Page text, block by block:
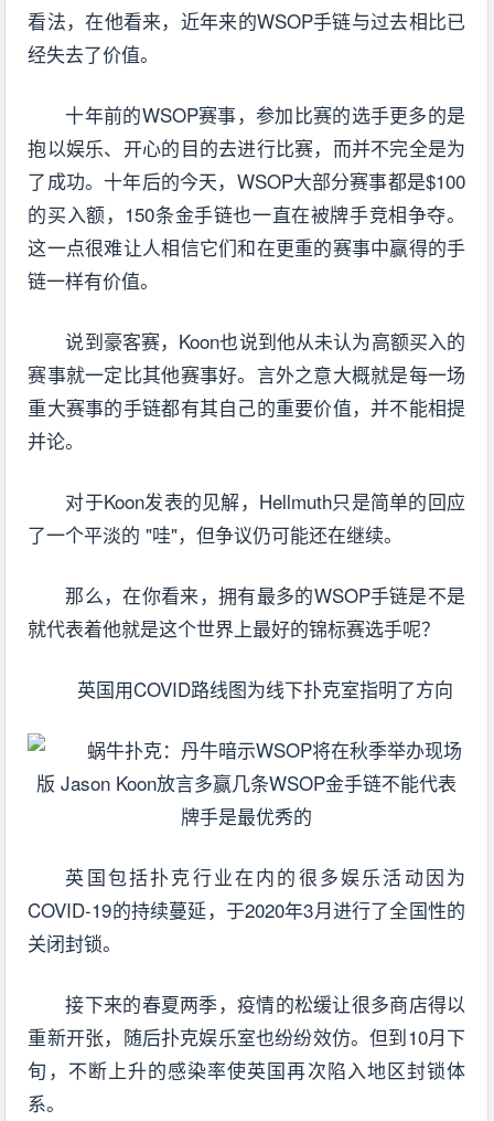
看法，在他看来，近年来的WSOP手链与过去相比已
经失去了价值。
十年前的WSOP赛事，参加比赛的选手更多的是
抱以娱乐、开心的目的去进行比赛，而并不完全是为
了成功。十年后的今天，WSOP大部分赛事都是$100
的买入额，150条金手链也一直在被牌手竞相争夺。
这一点很难让人相信它们和在更重的赛事中赢得的手
链一样有价值。
说到豪客赛，Koon也说到他从未认为高额买入的
赛事就一定比其他赛事好。言外之意大概就是每一场
重大赛事的手链都有其自己的重要价值，并不能相提
并论。
对于Koon发表的见解，Hellmuth只是简单的回应
了一个平淡的 "哇"，但争议仍可能还在继续。
那么，在你看来，拥有最多的WSOP手链是不是
就代表着他就是这个世界上最好的锦标赛选手呢？
英国用COVID路线图为线下扑克室指明了方向
英国包括扑克行业在内的很多娱乐活动因为
COVID-19的持续蔓延，于2020年3月进行了全国性的
关闭封锁。
接下来的春夏两季，疫情的松缓让很多商店得以
重新开张，随后扑克娱乐室也纷纷效仿。但到10月下
旬，不断上升的感染率使英国再次陷入地区封锁体
系。